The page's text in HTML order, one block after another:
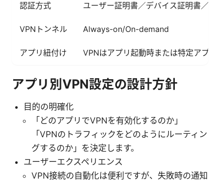
認証方式 ユーザー証明書／デバイス証明書／
VPNトンネル Always-on/On-demand
アプリ紐付け VPNはアプリ起動時または特定アプリ
アプリ別VPN設定の設計方針
目的の明確化
「どのアプリでVPNを有効化するのか」
「VPNのトラフィックをどのようにルーティン
グするのか」を決定します。
ユーザーエクスペリエンス
VPN接続の自動化は便利ですが、失敗時の通知